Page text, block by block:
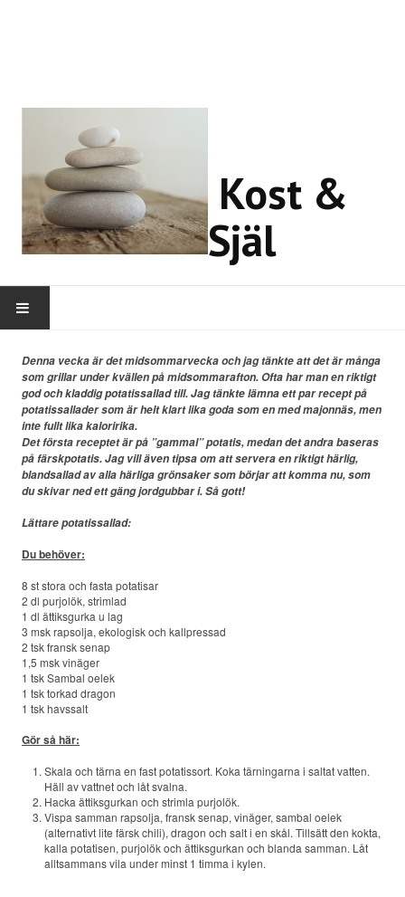
Kost &
Själ
OM MIG
ERBJUDANDEN
KONTAKT
LAVENDELGÖMMAN
INTEGRITETSPOLICY
RECEPT
MINA BÖCKER
Denna vecka är det midsommarvecka och jag tänkte att det är många
som grillar under kvällen på midsommarafton. Ofta har man en riktigt
god och kladdig potatissallad till. Jag tänkte lämna ett par recept på
potatissallader som är helt klart lika goda som en med majonnäs, men
inte fullt lika kaloririka.
Det första receptet är på ”gammal” potatis, medan det andra baseras
på färskpotatis. Jag vill även tipsa om att servera en riktigt härlig,
blandsallad av alla härliga grönsaker som börjar att komma nu, som
du skivar ned ett gäng jordgubbar i. Så gott!
Lättare potatissallad:
Du behöver:
8 st stora och fasta potatisar
2 dl purjolök, strimlad
1 dl ättiksgurka u lag
3 msk rapsolja, ekologisk och kallpressad
2 tsk fransk senap
1,5 msk vinäger
1 tsk Sambal oelek
1 tsk torkad dragon
1 tsk havssalt
Gör så här:
Skala och tärna en fast potatissort. Koka tärningarna i saltat vatten.
Häll av vattnet och låt svalna.
Hacka ättiksgurkan och strimla purjolök.
Vispa samman rapsolja, fransk senap, vinäger, sambal oelek
(alternativt lite färsk chili), dragon och salt i en skål. Tillsätt den kokta,
kalla potatisen, purjolök och ättiksgurkan och blanda samman. Låt
alltsammans vila under minst 1 timma i kylen.